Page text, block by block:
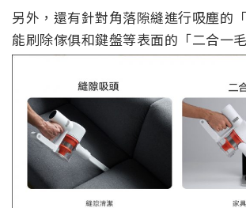
另外，還有針對角落隙縫進行吸塵的
能刷除傢俱和鍵盤等表面的「二合一